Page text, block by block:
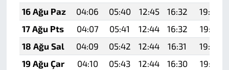
16 Ağu Paz
04:06 05:40 12:45 16:32
19:39
17 Ağu Pts
04:07 05:41 12:44 16:32
19:37
18 Ağu Sal
04:09 05:42 12:44 16:31
19:36
19 Ağu Çar
04:10 05:43 12:44 16:30
19:35